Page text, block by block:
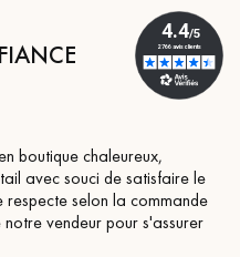
boutique chaleureux,
avec souci de satisfaire le
selon la commande
vendeur pour s'assurer